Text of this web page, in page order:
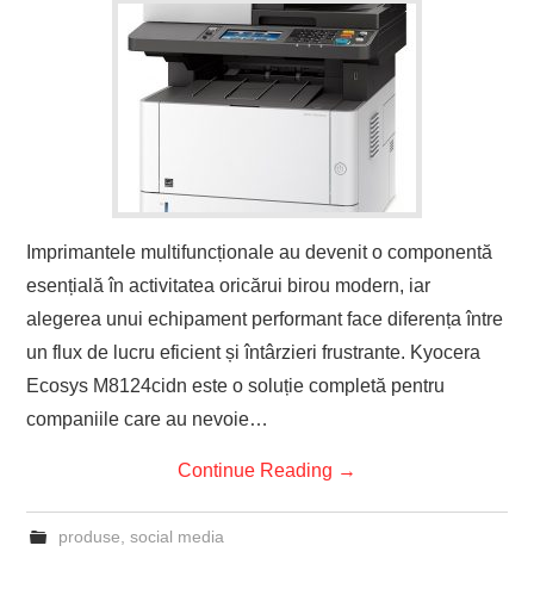
Imprimantele multifuncționale au devenit o componentă
esențială în activitatea oricărui birou modern, iar
alegerea unui echipament performant face diferența între
un flux de lucru eficient și întârzieri frustrante. Kyocera
Ecosys M8124cidn este o soluție completă pentru
companiile care au nevoie…
Continue Reading →
produse social media